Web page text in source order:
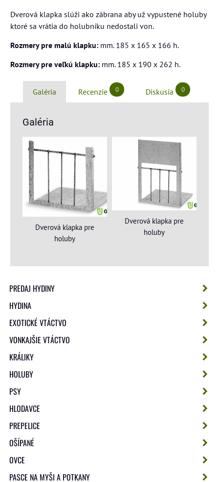
Dverová klapka slúži ako zábrana aby už vypustené holuby
ktoré sa vrátia do holubníku nedostali von.
Rozmery pre malú klapku: mm. 185 x 165 x 166 h.
Rozmery pre veľkú klapku: mm. 185 x 190 x 262 h.
Galéria Recenzie 0 Diskusia 0
Galéria
Dverová klapka pre
holuby
Dverová klapka pre
holuby
PREDAJ HYDINY
HYDINA
EXOTICKÉ VTÁCTVO
VONKAJŠIE VTÁCTVO
KRÁLIKY
HOLUBY
PSY
HLODAVCE
PREPELICE
OŠÍPANÉ
OVCE
PASCE NA MYŠI A POTKANY